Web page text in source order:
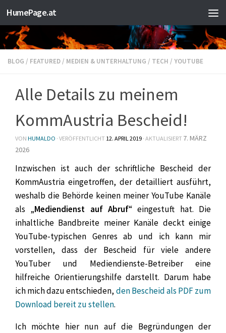
Zum Inhalt springen
HumePage.at
BLOG / FEATURED / MEDIEN & UNTERHALTUNG / TECH / YOUTUBE
Alle Details zu meinem
KommAustria Bescheid!
VON HUMALDO · VERÖFFENTLICHT 12. APRIL 2019 · AKTUALISIERT 7. MÄRZ
2026
Inzwischen ist auch der schriftliche Bescheid der
KommAustria eingetroffen, der detailliert ausführt,
weshalb die Behörde keinen meiner YouTube Kanäle
als „Mediendienst auf Abruf“ eingestuft hat. Die
inhaltliche Bandbreite meiner Kanäle deckt einige
YouTube-typischen Genres ab und ich kann mir
vorstellen, dass der Bescheid für viele andere
YouTuber und Mediendienste-Betreiber eine
hilfreiche Orientierungshilfe darstellt. Darum habe
ich mich dazu entschieden, den Bescheid als PDF zum
Download bereit zu stellen.
Ich möchte hier nun auf die Begründungen der